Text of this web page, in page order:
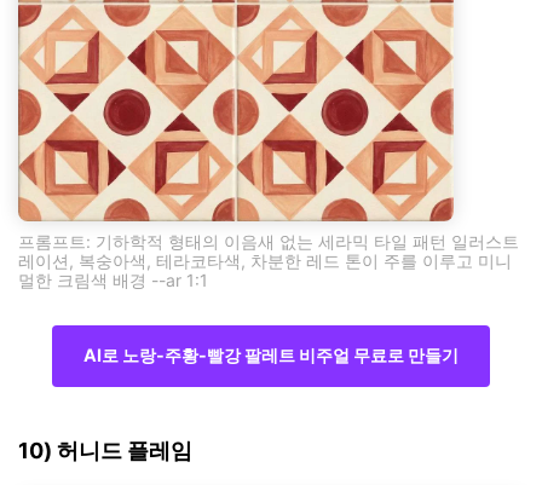
프롬프트: 기하학적 형태의 이음새 없는 세라믹 타일 패턴 일러스트
레이션, 복숭아색, 테라코타색, 차분한 레드 톤이 주를 이루고 미니
멀한 크림색 배경 --ar 1:1
AI로 노랑-주황-빨강 팔레트 비주얼 무료로 만들기
10) 허니드 플레임